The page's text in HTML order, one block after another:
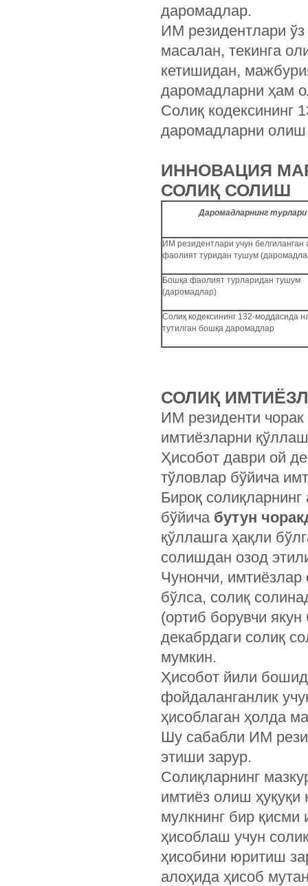
даромадлар.
ИМ резидентлари
масалан, текинга
кетишидан,
даромадларни ҳам
Солиқ кодексининг
даромадларни олиш
ИННОВАЦИЯ
СОЛИҚ СОЛИШ
Даромадларнинг турлари
ИМ резидентлари учун белгиланган
фаолият туридан тушум
Бошқа фаолият турларидан тушум
(даромадлар)
Солиқ кодексининг 132-моддасида
тутилган бошқа даромадлар
СОЛИҚ
ИМ резиденти
имтиёзларни қўллаш
Ҳисобот даври ой
тўловлар бўйича
Бироқ
бўйича бутун
қўллашга ҳақли
солишдан озод
Чунончи,
бўлса, солиқ
(ортиб борувчи
декабрдаги солиқ
мумкин.
Ҳисобот йили
фойдаланганлик
ҳисоблаган ҳолда
Шу сабабли ИМ
этиши зарур.
Солиқларнинг
имтиёз олиш
мулкнинг бир қисми
ҳисоблаш учун
ҳисобини юритиш
алоҳида ҳисоб